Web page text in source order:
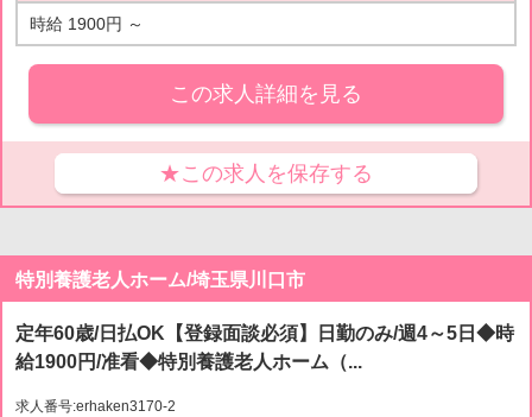
時給 1900円 ～
この求人詳細を見る
★この求人を保存する
特別養護老人ホーム/埼玉県川口市
定年60歳/日払OK【登録面談必須】日勤のみ/週4～5日◆時
給1900円/准看◆特別養護老人ホーム（...
求人番号:erhaken3170-2